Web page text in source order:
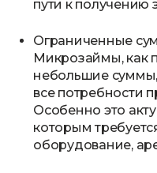
пути к получению
Ограниченные
Микрозаймы, как
небольшие
все потребности
Особенно это
которым
оборудование,